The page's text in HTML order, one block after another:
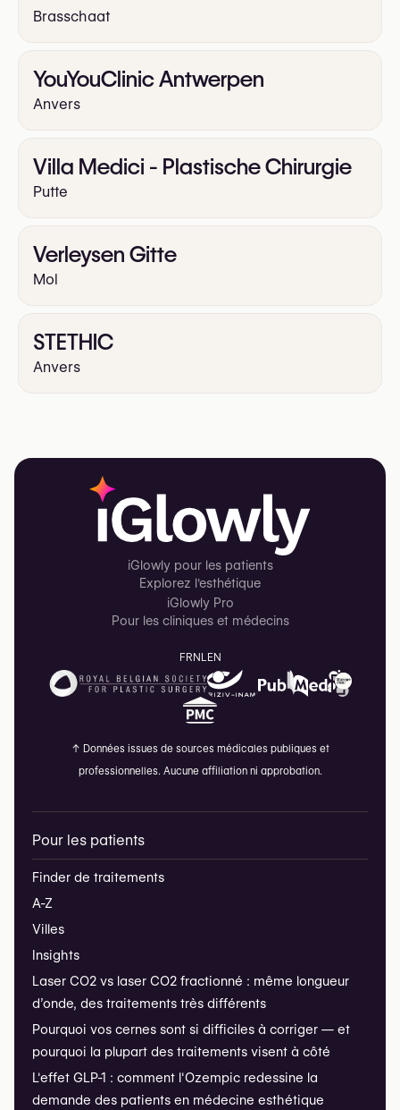
Brasschaat
YouYouClinic Antwerpen
Anvers
Villa Medici - Plastische Chirurgie
Putte
Verleysen Gitte
Mol
STETHIC
Anvers
iGlowly pour les patients
Explorez l'esthétique
iGlowly Pro
Pour les cliniques et médecins
FRNLEN
↑ Données issues de sources médicales publiques et
professionnelles. Aucune affiliation ni approbation.
Pour les patients
Finder de traitements
A-Z
Villes
Insights
Laser CO2 vs laser CO2 fractionné : même longueur
d’onde, des traitements très différents
Pourquoi vos cernes sont si difficiles à corriger — et
pourquoi la plupart des traitements visent à côté
L'effet GLP-1 : comment l'Ozempic redessine la
demande des patients en médecine esthétique